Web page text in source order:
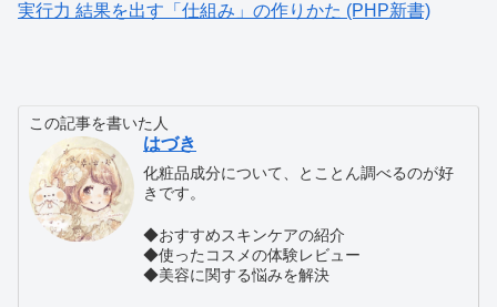
実行力 結果を出す「仕組み」の作りかた (PHP新書)
この記事を書いた人
はづき
化粧品成分について、とことん調べるのが好
きです。
◆おすすめスキンケアの紹介
◆使ったコスメの体験レビュー
◆美容に関する悩みを解決